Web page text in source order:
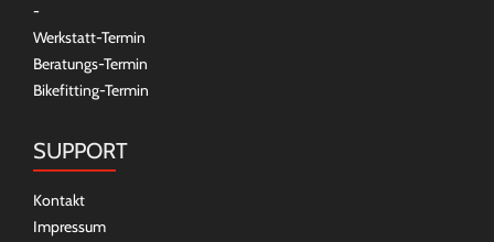
-
Werkstatt-Termin
Beratungs-Termin
Bikefitting-Termin
SUPPORT
Kontakt
Impressum